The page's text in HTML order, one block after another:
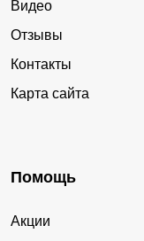
Видео
Отзывы
Контакты
Карта сайта
Помощь
Акции